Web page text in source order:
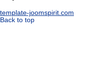
template-joomspirit.com
Back to top